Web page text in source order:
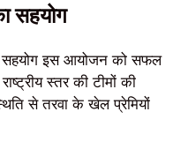
सहयोग
सहयोग इस आयोजन को सफल
स्तर की टीमों की
से तरवा के खेल प्रेमियों